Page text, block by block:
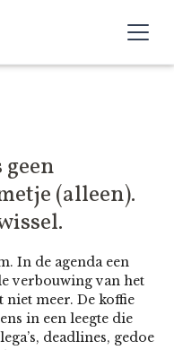
(alleen).
In de agenda een
verbouwing van het
niet meer. De koffie
in een leegte die
deadlines, gedoe